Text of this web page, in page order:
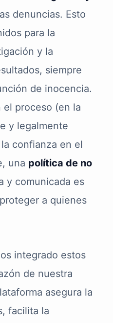
denuncias. Esto
para la
y la
siempre
de inocencia.
el proceso (en la
y legalmente
confianza en el
una política de no
y comunicada es
a quienes
integrado estos
de nuestra
asegura la
facilita la